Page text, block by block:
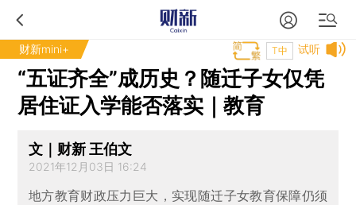
财新mini+ 试听
T中
“五证齐全”成历史？随迁子女仅凭
居住证入学能否落实｜教育
文｜财新 王伯文
2021年12月03日 16:24
地方教育财政压力巨大，实现随迁子女教育保障仍须